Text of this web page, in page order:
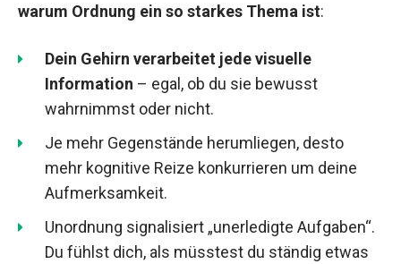
warum Ordnung ein so starkes Thema ist:
Dein Gehirn verarbeitet jede visuelle
Information – egal, ob du sie bewusst
wahrnimmst oder nicht.
Je mehr Gegenstände herumliegen, desto
mehr kognitive Reize konkurrieren um deine
Aufmerksamkeit.
Unordnung signalisiert „unerledigte Aufgaben“.
Du fühlst dich, als müsstest du ständig etwas